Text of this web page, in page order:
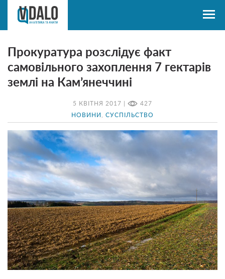
5 КВІТНЯ 2017 | 427
НОВИНИ СУСПІЛЬСТВО
Прокуратура розслідує факт
самовільного захоплення 7 гектарів
землі на Кам’янеччині